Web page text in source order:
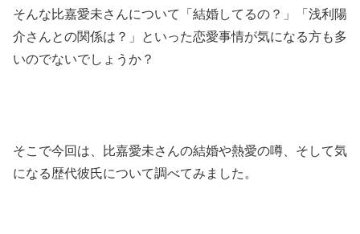
そんな比嘉愛未さんについて「結婚してるの？」「浅利陽
介さんとの関係は？」といった恋愛事情が気になる方も多
いのでないでしょうか？
そこで今回は、比嘉愛未さんの結婚や熱愛の噂、そして気
になる歴代彼氏について調べてみました。